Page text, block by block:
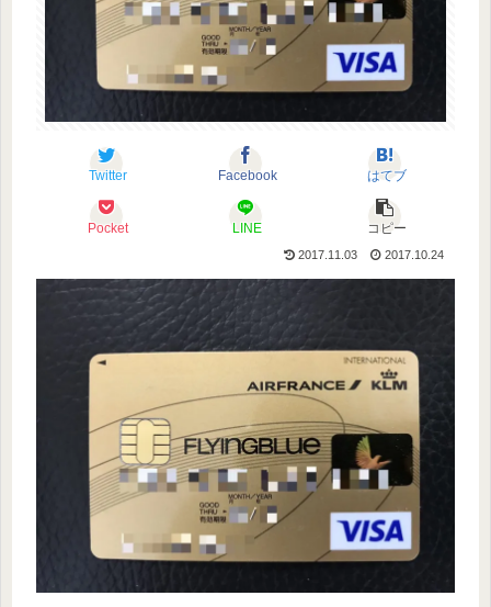
Twitter Facebook はてブ
Pocket LINE コピー
2017.11.03 2017.10.24